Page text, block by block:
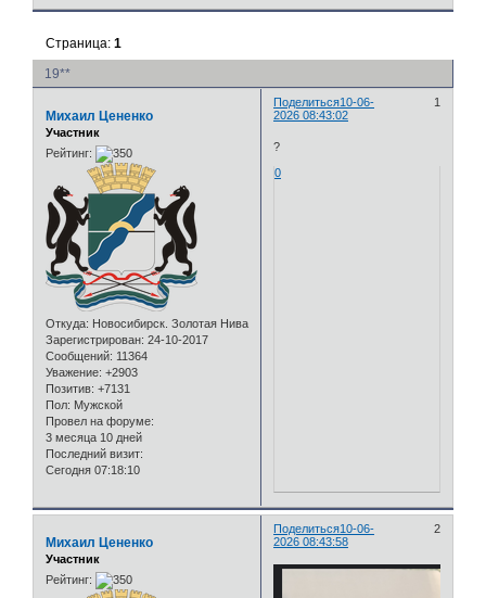
19**
Страница:1
Поделиться 1
10-06-
2026 08:43:02
Михаил Цененко
Участник
Рейтинг:
Откуда: Новосибирск. Золотая Нива
Зарегистрирован: 24-10-2017
Сообщений: 11364
Уважение: +2903
Позитив: +7131
Пол: Мужской
Провел на форуме:
3 месяца 10 дней
Последний визит:
Сегодня 07:18:10
?
0
Поделиться 2
10-06-
2026 08:43:58
Михаил Цененко
Участник
Рейтинг: